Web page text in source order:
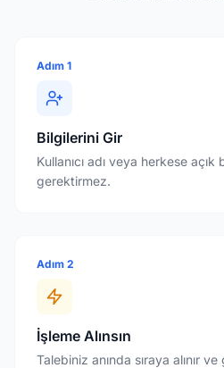
Adım 1
Bilgilerini Gir
Kullanıcı adı veya herkese açık
gerektirmez.
Adım 2
İşleme Alınsın
Talebiniz anında sıraya alınır ve